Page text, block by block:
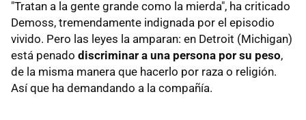
"Tratan a la gente grande como la mierda", ha criticado
Demoss, tremendamente indignada por el episodio
vivido. Pero las leyes la amparan: en Detroit (Michigan)
está penado discriminar a una persona por su peso,
de la misma manera que hacerlo por raza o religión.
Así que ha demandando a la compañía.